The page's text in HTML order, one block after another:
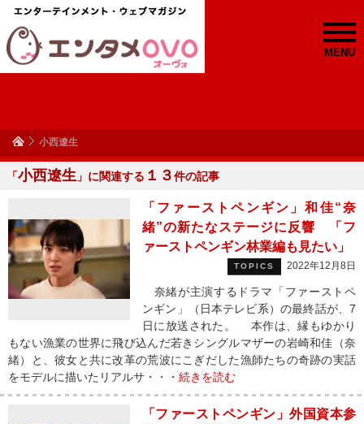
MENU
小西遼生
「小西遼生 」に関連する １３件の記事
「ファーストペンギン」和佳“奈
緒”の新たなステージに反響 「フ
ァーストペンギン林業編も見たい」
TOPICS 2022年12月8日
奈緒が主演するドラマ「ファーストペ
ンギン」（日本テレビ系）の最終話が、7
日に放送された。 本作は、縁もゆかり
もない漁業の世界に飛び込んだ若きシングルマザーの岩崎和佳（奈
緒）と、彼女と共に改革の荒波にこぎだした漁師たちの奇跡の実話
をモデルに描いたリアルサ・・・ 続きを読む
「ファーストペンギン」外国資本参